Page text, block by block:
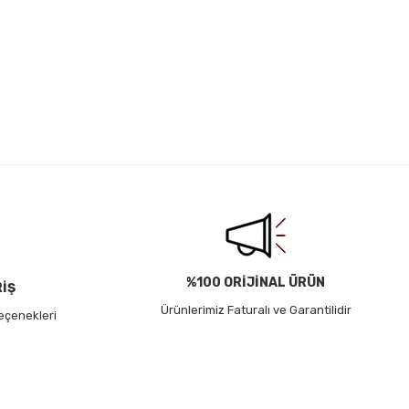
%100 ORİJİNAL ÜRÜN
Ürünlerimiz Faturalı ve Garantilidir